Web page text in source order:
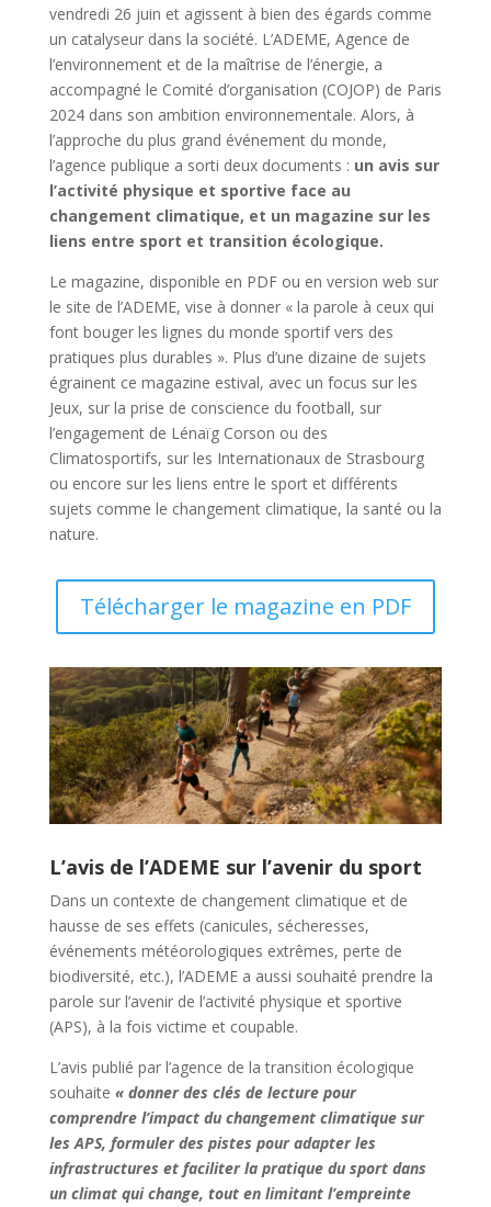
vendredi 26 juin et agissent à bien des égards comme
un catalyseur dans la société. L’ADEME, Agence de
l’environnement et de la maîtrise de l’énergie, a
accompagné le Comité d’organisation (COJOP) de Paris
2024 dans son ambition environnementale. Alors, à
l’approche du plus grand événement du monde,
l’agence publique a sorti deux documents : un avis sur
l’activité physique et sportive face au
changement climatique, et un magazine sur les
liens entre sport et transition écologique.
Le magazine, disponible en PDF ou en version web sur
le site de l’ADEME, vise à donner « la parole à ceux qui
font bouger les lignes du monde sportif vers des
pratiques plus durables ». Plus d’une dizaine de sujets
égrainent ce magazine estival, avec un focus sur les
Jeux, sur la prise de conscience du football, sur
l’engagement de Lénaïg Corson ou des
Climatosportifs, sur les Internationaux de Strasbourg
ou encore sur les liens entre le sport et différents
sujets comme le changement climatique, la santé ou la
nature.
Télécharger le magazine en PDF
L’avis de l’ADEME sur l’avenir du sport
Dans un contexte de changement climatique et de
hausse de ses effets (canicules, sécheresses,
événements météorologiques extrêmes, perte de
biodiversité, etc.), l’ADEME a aussi souhaité prendre la
parole sur l’avenir de l’activité physique et sportive
(APS), à la fois victime et coupable.
L’avis publié par l’agence de la transition écologique
souhaite « donner des clés de lecture pour
comprendre l’impact du changement climatique sur
les APS, formuler des pistes pour adapter les
infrastructures et faciliter la pratique du sport dans
un climat qui change, tout en limitant l’empreinte